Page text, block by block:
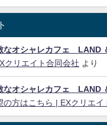
なオシャレカフェ LAND
クリエイト合同会社 より
なオシャレカフェ LAND
の方はこちら | EXクリエイ